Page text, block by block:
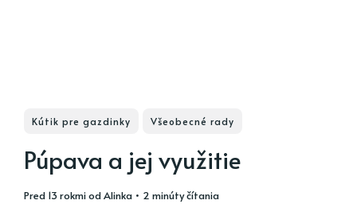
Kútik pre gazdinky Všeobecné rady
Púpava a jej využitie
pred 13 rokmiodAlinka • 2 minúty čítania